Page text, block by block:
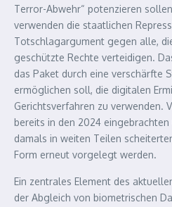
Terror-Abwehr“ potenzieren
verwenden die staatlichen
Totschlagargument gegen alle,
geschützte Rechte verteidigen.
das Paket durch eine verschärfte
ermöglichen soll, die digitalen
Gerichtsverfahren zu verwenden.
bereits in den 2024
damals in weiten Teilen
Form erneut vorgelegt werden.
Ein zentrales Element des
der Abgleich von biometrischen